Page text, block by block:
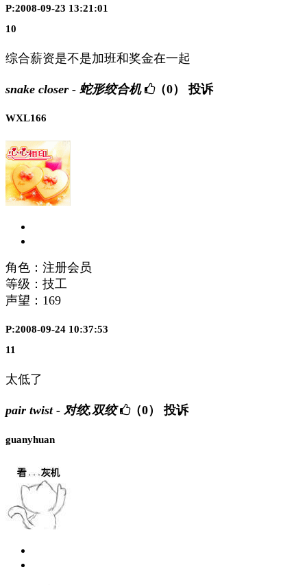
P:2008-09-23 13:21:01
10
综合薪资是不是加班和奖金在一起
snake closer - 蛇形绞合机 （0） 投诉
WXL166
角色：注册会员
等级：技工
声望： 169
P:2008-09-24 10:37:53
11
太低了
pair twist - 对绞,双绞 （0） 投诉
guanyhuan